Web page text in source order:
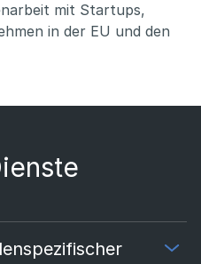
mit Startups,
in der EU und den